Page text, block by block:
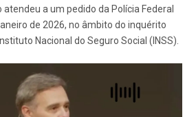
atendeu a um pedido da Polícia Federal
de 2026, no âmbito do inquérito
Nacional do Seguro Social (INSS).